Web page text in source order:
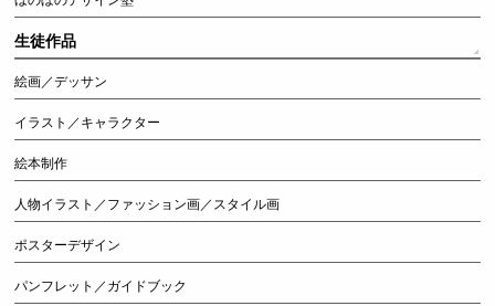
生徒作品
絵画／デッサン
イラスト／キャラクター
絵本制作
人物イラスト／ファッション画／スタイル画
ポスターデザイン
パンフレット／ガイドブック